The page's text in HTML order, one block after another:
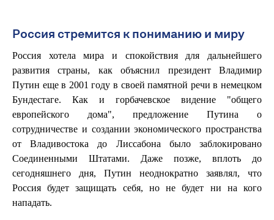
Россия стремится к пониманию и миру
Россия хотела мира и спокойствия для дальнейшего
развития страны, как объяснил президент Владимир
Путин еще в 2001 году в своей памятной речи в немецком
Бундестаге. Как и горбачевское видение "общего
европейского дома", предложение Путина о
сотрудничестве и создании экономического пространства
от Владивостока до Лиссабона было заблокировано
Соединенными Штатами. Даже позже, вплоть до
сегодняшнего дня, Путин неоднократно заявлял, что
Россия будет защищать себя, но не будет ни на кого
нападать.